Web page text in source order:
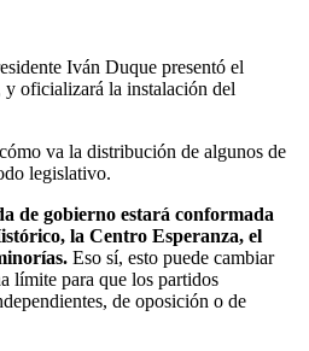
Iván Duque presentó el
y oficializará la instalación del
va la distribución de algunos de
legislativo.
de gobierno estará conformada
la Centro Esperanza, el
Eso sí, esto puede cambiar
límite para que los partidos
de oposición o de